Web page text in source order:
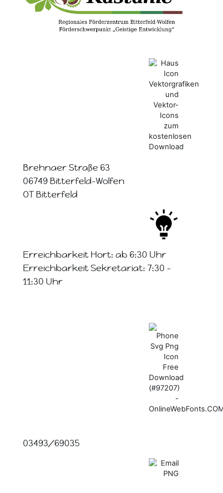
Brehnaer Straße 63
06749 Bitterfeld-Wolfen
OT Bitterfeld
Erreichbarkeit Hort: ab 6:30 Uhr
Erreichbarkeit Sekretariat: 7:30 -
11:30 Uhr
03493/69035